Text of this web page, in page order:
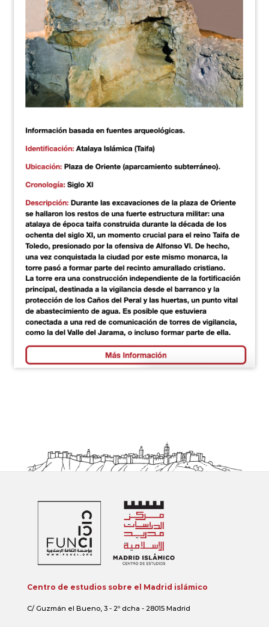
Centro de estudios sobre el Madrid islámico
C/ Guzmán el Bueno, 3 - 2º dcha - 28015 Madrid